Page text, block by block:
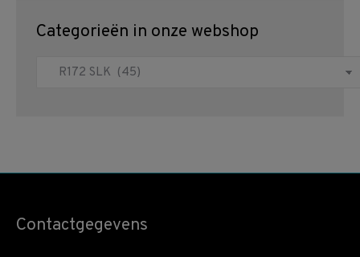
Categorieën in onze webshop
Contactgegevens